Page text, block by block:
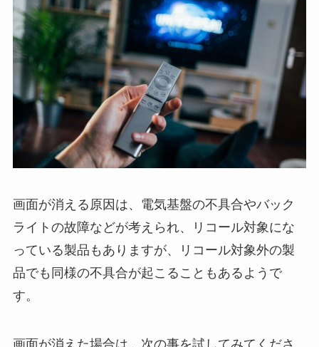
画面が消える原因は、電気基盤の不具合やバック
ライトの故障などが考えられ、リコール対象にな
っている製品もありますが、リコール対象外の製
品でも同様の不具合が起こることもあるようで
す。